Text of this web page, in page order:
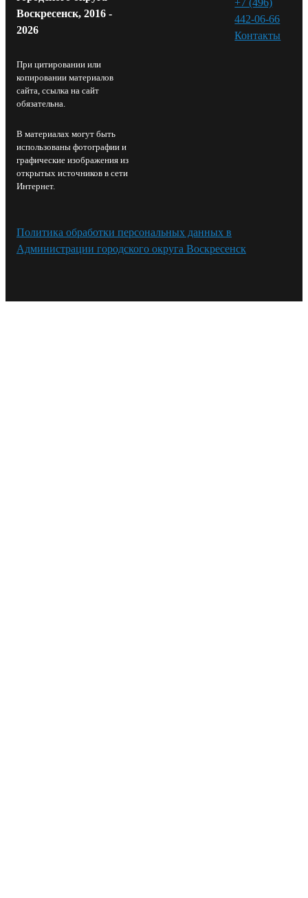
Воскресенск, 2016 -
2026
При цитировании или
копировании материалов
сайта, ссылка на сайт
обязательна.
В материалах могут быть
использованы фотографии и
графические изображения из
открытых источников в сети
Интернет.
442-06-66
Контакты⁠
Политика обработки персональных данных в
Администрации городского округа Воскресенск